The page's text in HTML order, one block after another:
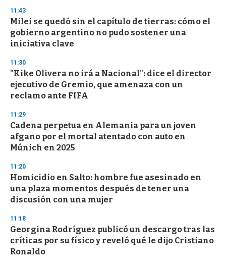
d
s
11:43
Milei se quedó sin el capítulo de tierras: cómo el
gobierno argentino no pudo sostener una
iniciativa clave
11:30
"Kike Olivera no irá a Nacional": dice el director
ejecutivo de Gremio, que amenaza con un
reclamo ante FIFA
11:29
Cadena perpetua en Alemania para un joven
afgano por el mortal atentado con auto en
Múnich en 2025
11:20
Homicidio en Salto: hombre fue asesinado en
una plaza momentos después de tener una
discusión con una mujer
11:18
Georgina Rodríguez publicó un descargo tras las
críticas por su físico y reveló qué le dijo Cristiano
Ronaldo